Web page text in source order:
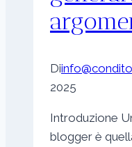
Di
2025
Introduzione
blogger è